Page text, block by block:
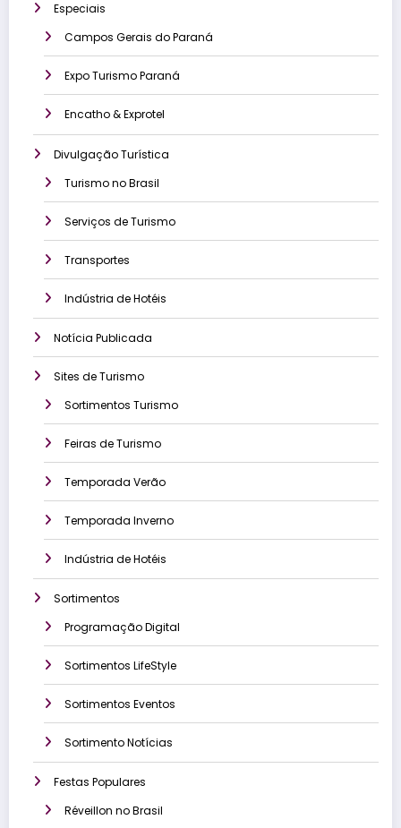
Especiais
Campos Gerais do Paraná
Expo Turismo Paraná
Encatho & Exprotel
Divulgação Turística
Turismo no Brasil
Serviços de Turismo
Transportes
Indústria de Hotéis
Notícia Publicada
Sites de Turismo
Sortimentos Turismo
Feiras de Turismo
Temporada Verão
Temporada Inverno
Indústria de Hotéis
Sortimentos
Programação Digital
Sortimentos LifeStyle
Sortimentos Eventos
Sortimento Notícias
Festas Populares
Réveillon no Brasil